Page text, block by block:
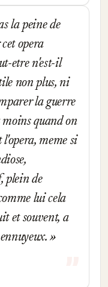
la peine de
opera
etre n'est-il
non plus, ni
la guerre
quand on
meme si
plein de
lui cela
et souvent, a
ennuyeux.